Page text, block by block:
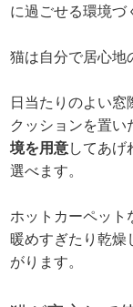
に過ごせる環境づ
猫は自分で居心地
日当たりのよい
クッションを置い
境を用意してあげ
選べます。
ホットカーペット
暖めすぎたり乾燥
がります。